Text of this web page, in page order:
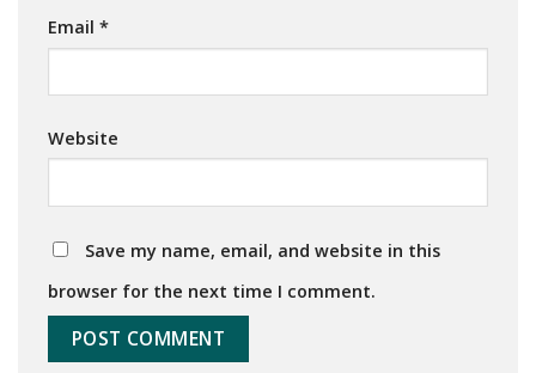
Email *
Website
Save my name, email, and website in this
browser for the next time I comment.